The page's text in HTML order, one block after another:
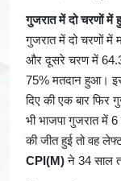
गुजरात में दो चरणों में
गुजरात में दो चरणों
और दूसरे चरण में
75% मतदान हुआ। इस
दिए की एक बार फिर
भी भाजपा गुजरात में
की जीत हुई तो वह
CPI(M)ने 34 साल